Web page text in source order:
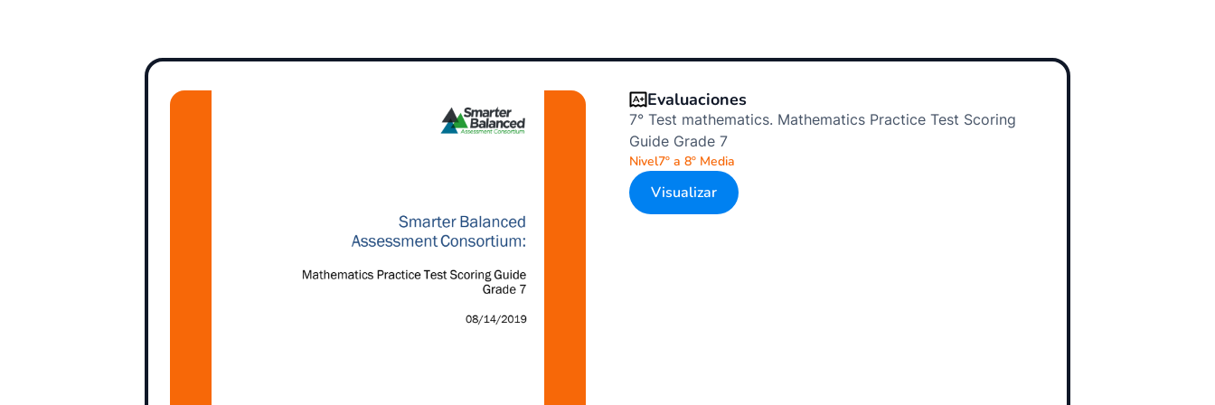
Evaluaciones
7° Test mathematics. Mathematics Practice Test Scoring
Guide Grade 7
Nivel7º a 8º Media
Visualizar